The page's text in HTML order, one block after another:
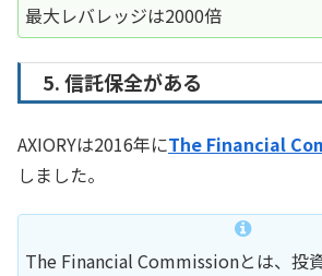
最大レバレッジは2000倍
5. 信託保全がある
AXIORYは2016年にThe Financial
しました。
The Financial Commissionとは、投